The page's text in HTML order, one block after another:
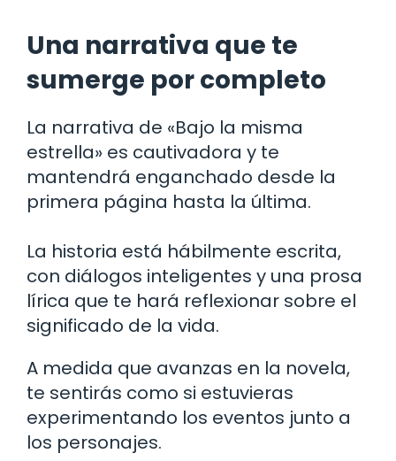
Una narrativa que te
sumerge por completo
La narrativa de «Bajo la misma
estrella» es cautivadora y te
mantendrá enganchado desde la
primera página hasta la última.
La historia está hábilmente escrita,
con diálogos inteligentes y una prosa
lírica que te hará reflexionar sobre el
significado de la vida.
A medida que avanzas en la novela,
te sentirás como si estuvieras
experimentando los eventos junto a
los personajes.